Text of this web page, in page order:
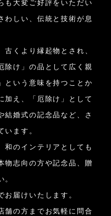
も大変ご好評をいただい
わしい、伝統と技術が息
古くより縁起物とされ、
除け」の品として広く親
という意味を持つことか
加え、「厄除け」として
結婚式の記念品など、さ
います。
和のインテリアとしても
物志向の方や記念品、贈
。
届けいたします。
舗の方までお気軽に問合